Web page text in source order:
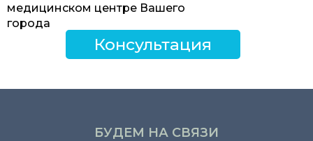
Консультация
медицинском центре Вашего
города
БУДЕМ НА СВЯЗИ